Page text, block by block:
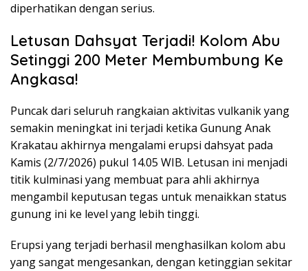
diperhatikan dengan serius.
Letusan Dahsyat Terjadi! Kolom Abu
Setinggi 200 Meter Membumbung Ke
Angkasa!
Puncak dari seluruh rangkaian aktivitas vulkanik yang
semakin meningkat ini terjadi ketika Gunung Anak
Krakatau akhirnya mengalami erupsi dahsyat pada
Kamis (2/7/2026) pukul 14.05 WIB. Letusan ini menjadi
titik kulminasi yang membuat para ahli akhirnya
mengambil keputusan tegas untuk menaikkan status
gunung ini ke level yang lebih tinggi.
Erupsi yang terjadi berhasil menghasilkan kolom abu
yang sangat mengesankan, dengan ketinggian sekitar